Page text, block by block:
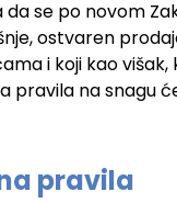
se po novom
ostvaren
i koji kao
pravila na snagu
pravila